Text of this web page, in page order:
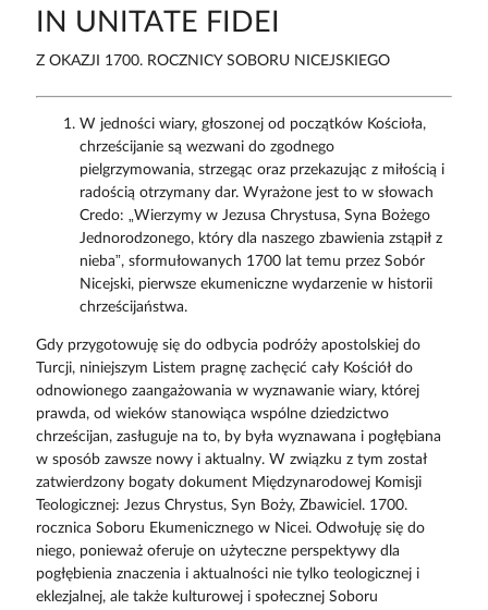
IN UNITATE FIDEI
Z OKAZJI 1700. ROCZNICY SOBORU NICEJSKIEGO
W jedności wiary, głoszonej od początków Kościoła,
chrześcijanie są wezwani do zgodnego
pielgrzymowania, strzegąc oraz przekazując z miłością i
radością otrzymany dar. Wyrażone jest to w słowach
Credo: „Wierzymy w Jezusa Chrystusa, Syna Bożego
Jednorodzonego, który dla naszego zbawienia zstąpił z
nieba”, sformułowanych 1700 lat temu przez Sobór
Nicejski, pierwsze ekumeniczne wydarzenie w historii
chrześcijaństwa.
Gdy przygotowuję się do odbycia podróży apostolskiej do
Turcji, niniejszym Listem pragnę zachęcić cały Kościół do
odnowionego zaangażowania w wyznawanie wiary, której
prawda, od wieków stanowiąca wspólne dziedzictwo
chrześcijan, zasługuje na to, by była wyznawana i pogłębiana
w sposób zawsze nowy i aktualny. W związku z tym został
zatwierdzony bogaty dokument Międzynarodowej Komisji
Teologicznej: Jezus Chrystus, Syn Boży, Zbawiciel. 1700.
rocznica Soboru Ekumenicznego w Nicei. Odwołuję się do
niego, ponieważ oferuje on użyteczne perspektywy dla
pogłębienia znaczenia i aktualności nie tylko teologicznej i
eklezjalnej, ale także kulturowej i społecznej Soboru